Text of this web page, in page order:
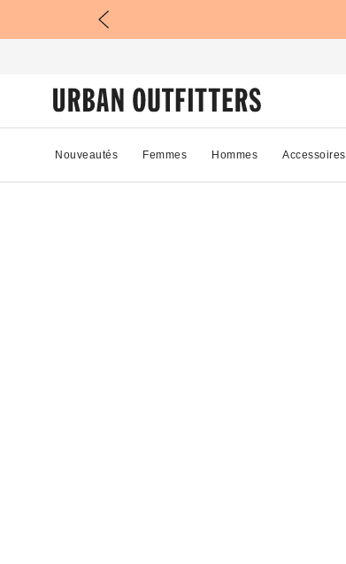
Nouveautés Femmes Hommes Accessoires